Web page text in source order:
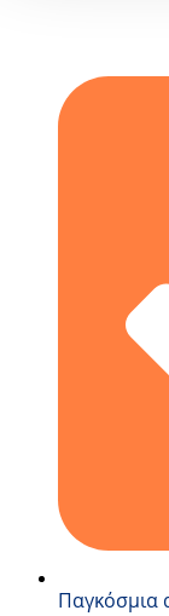
Παγκόσμια